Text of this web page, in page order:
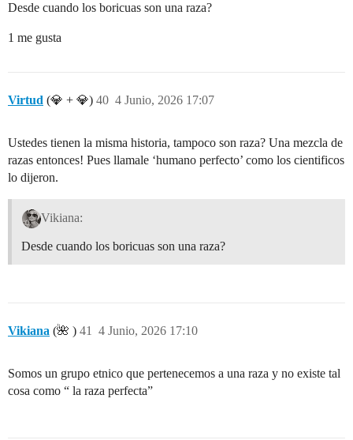
Desde cuando los boricuas son una raza?
1 me gusta
Virtud (💎 + 💎) 4 Junio, 2026 17:07
40
Ustedes tienen la misma historia, tampoco son raza? Una mezcla de
razas entonces! Pues llamale ‘humano perfecto’ como los cientificos
lo dijeron.
Vikiana:
Desde cuando los boricuas son una raza?
Vikiana (🌺 ) 4 Junio, 2026 17:10
41
Somos un grupo etnico que pertenecemos a una raza y no existe tal
cosa como “ la raza perfecta”